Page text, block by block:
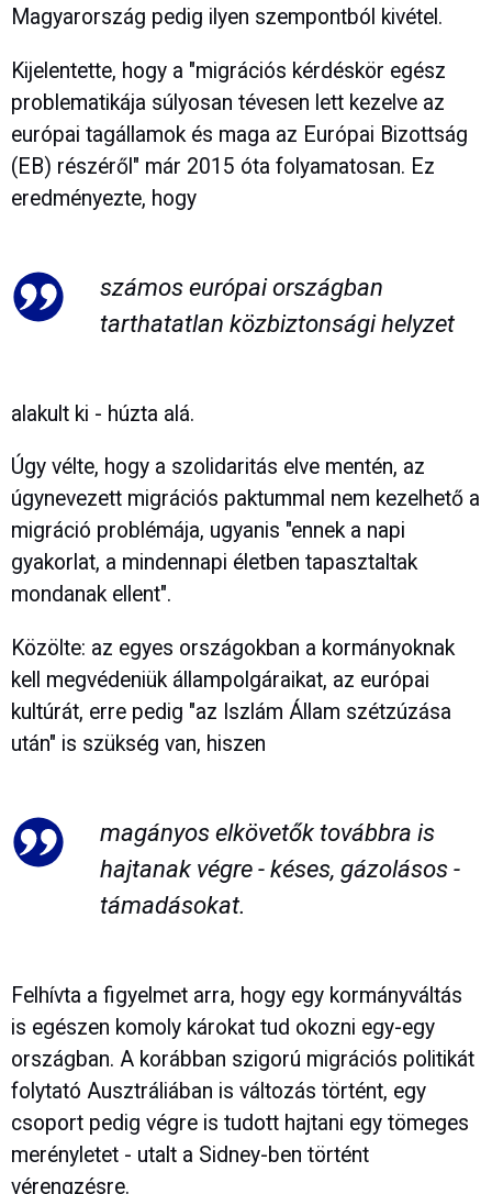
Magyarország pedig ilyen szempontból kivétel.
Kijelentette, hogy a "migrációs kérdéskör egész
problematikája súlyosan tévesen lett kezelve az
európai tagállamok és maga az Európai Bizottság
(EB) részéről" már 2015 óta folyamatosan. Ez
eredményezte, hogy
számos európai országban
tarthatatlan közbiztonsági helyzet
alakult ki - húzta alá.
Úgy vélte, hogy a szolidaritás elve mentén, az
úgynevezett migrációs paktummal nem kezelhető a
migráció problémája, ugyanis "ennek a napi
gyakorlat, a mindennapi életben tapasztaltak
mondanak ellent".
Közölte: az egyes országokban a kormányoknak
kell megvédeniük állampolgáraikat, az európai
kultúrát, erre pedig "az Iszlám Állam szétzúzása
után" is szükség van, hiszen
magányos elkövetők továbbra is
hajtanak végre - késes, gázolásos -
támadásokat.
Felhívta a figyelmet arra, hogy egy kormányváltás
is egészen komoly károkat tud okozni egy-egy
országban. A korábban szigorú migrációs politikát
folytató Ausztráliában is változás történt, egy
csoport pedig végre is tudott hajtani egy tömeges
merényletet - utalt a Sidney-ben történt
vérengzésre.